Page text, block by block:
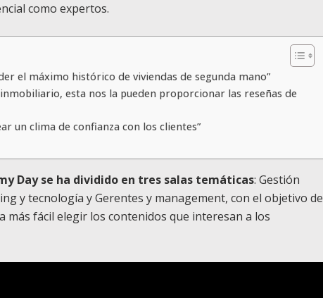
como expertos.
el máximo histórico de viviendas de segunda mano”
esta nos la pueden proporcionar las reseñas de
un clima de confianza con los clientes”
Day se ha dividido en tres salas temáticas: Gestión
y tecnología y Gerentes y management, con el objetivo de
más fácil elegir los contenidos que interesan a los